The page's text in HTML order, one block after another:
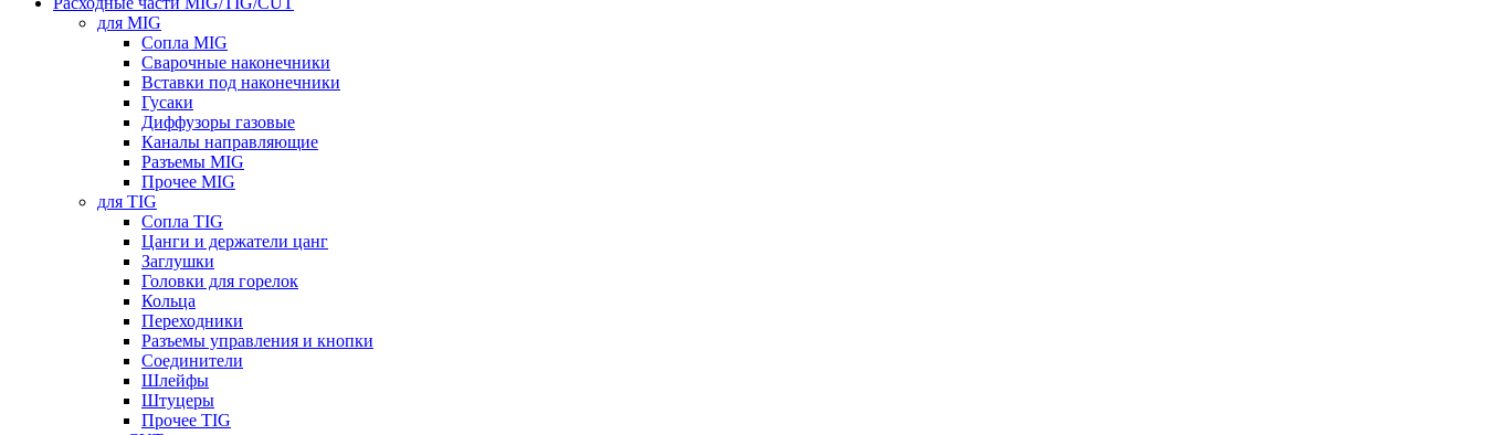
для MIG
Сопла MIG
Сварочные наконечники
Вставки под наконечники
Гусаки
Диффузоры газовые
Каналы направляющие
Разъемы MIG
Прочее MIG
для TIG
Сопла TIG
Цанги и держатели цанг
Заглушки
Головки для горелок
Кольца
Переходники
Разъемы управления и кнопки
Соединители
Шлейфы
Штуцеры
Прочее TIG